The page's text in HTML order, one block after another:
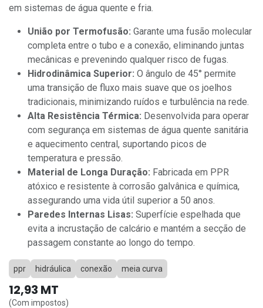
em sistemas de água quente e fria.
União por Termofusão: Garante uma fusão molecular
completa entre o tubo e a conexão, eliminando juntas
mecânicas e prevenindo qualquer risco de fugas.
Hidrodinâmica Superior: O ângulo de 45° permite
uma transição de fluxo mais suave que os joelhos
tradicionais, minimizando ruídos e turbulência na rede.
Alta Resistência Térmica: Desenvolvida para operar
com segurança em sistemas de água quente sanitária
e aquecimento central, suportando picos de
temperatura e pressão.
Material de Longa Duração: Fabricada em PPR
atóxico e resistente à corrosão galvânica e química,
assegurando uma vida útil superior a 50 anos.
Paredes Internas Lisas: Superfície espelhada que
evita a incrustação de calcário e mantém a secção de
passagem constante ao longo do tempo.
ppr hidráulica conexão meia curva
12,93 MT
(Com impostos)